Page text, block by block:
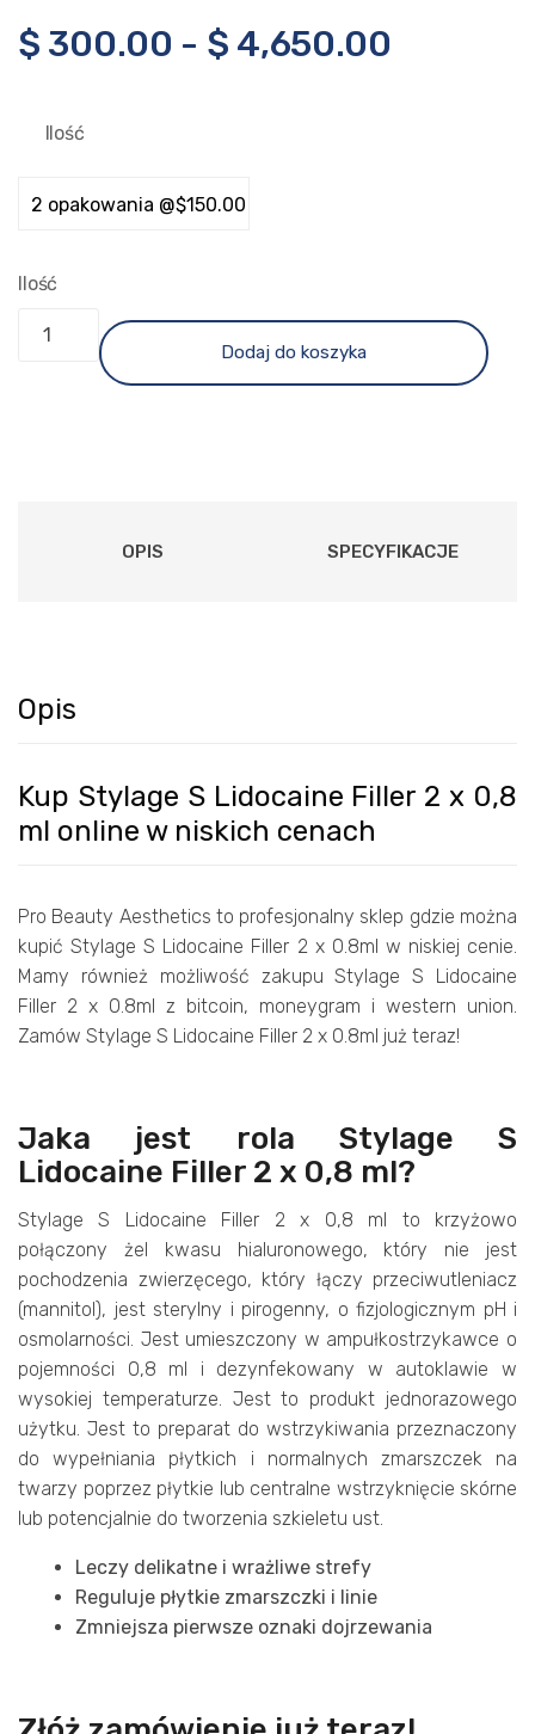
$ 300.00 - $ 4,650.00
Ilość
Ilość
Dodaj do koszyka
OPIS SPECYFIKACJE
Opis
Kup Stylage S Lidocaine Filler 2 x 0,8
ml online w niskich cenach
Pro Beauty Aesthetics to profesjonalny sklep gdzie można
kupić Stylage S Lidocaine Filler 2 x 0.8ml w niskiej cenie.
Mamy również możliwość zakupu Stylage S Lidocaine
Filler 2 x 0.8ml z bitcoin, moneygram i western union.
Zamów Stylage S Lidocaine Filler 2 x 0.8ml już teraz!
Jaka jest rola Stylage S
Lidocaine Filler 2 x 0,8 ml?
Stylage S Lidocaine Filler 2 x 0,8 ml to krzyżowo
połączony żel kwasu hialuronowego, który nie jest
pochodzenia zwierzęcego, który łączy przeciwutleniacz
(mannitol), jest sterylny i pirogenny, o fizjologicznym pH i
osmolarności. Jest umieszczony w ampułkostrzykawce o
pojemności 0,8 ml i dezynfekowany w autoklawie w
wysokiej temperaturze. Jest to produkt jednorazowego
użytku. Jest to preparat do wstrzykiwania przeznaczony
do wypełniania płytkich i normalnych zmarszczek na
twarzy poprzez płytkie lub centralne wstrzyknięcie skórne
lub potencjalnie do tworzenia szkieletu ust.
Leczy delikatne i wrażliwe strefy
Reguluje płytkie zmarszczki i linie
Zmniejsza pierwsze oznaki dojrzewania